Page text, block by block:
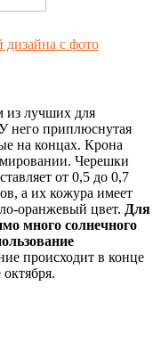
с фото
из лучших для
него приплюснутая
на концах. Крона
Черешки
от 0,5 до 0,7
а их кожура имеет
оранжевый цвет. Для
много солнечного
происходит в конце